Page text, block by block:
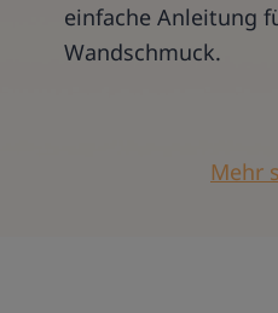
einfache Anleitung
Wandschmuck.
Mehr